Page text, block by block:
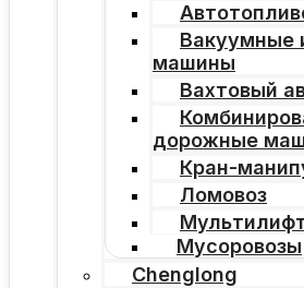
Вакуумные
машины
Вахтовый
дорожные
Кран-
Ломовоз
Мусоровозы
Chenglong